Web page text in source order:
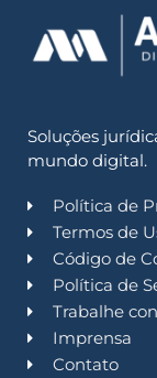
Soluções
mundo digital.
Política de
Termos de
Código de
Política de
Trabalhe
Imprensa
Contato